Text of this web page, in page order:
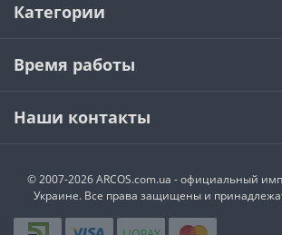
Категории
Время работы
Наши контакты
© 2007-2026 ARCOS.com.ua - официальный
Украине. Все права защищены и